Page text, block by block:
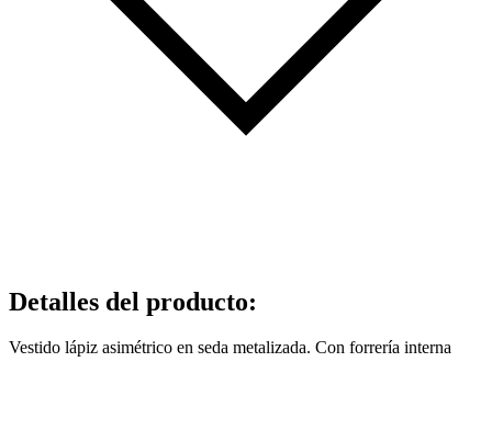
Detalles del producto:
Vestido lápiz asimétrico en seda metalizada. Con forrería interna